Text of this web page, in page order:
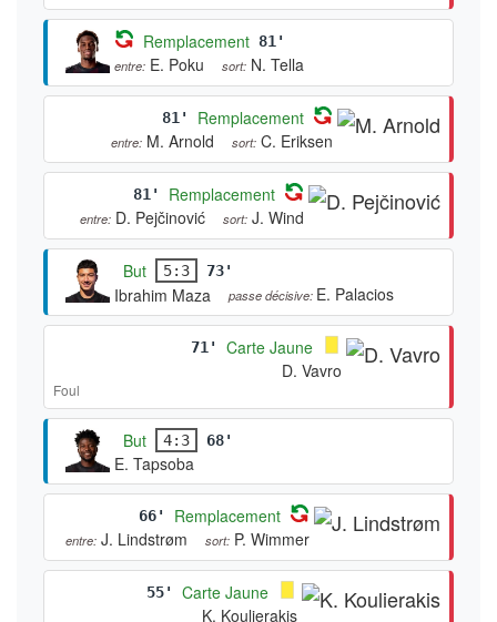
Remplacement 81'
entre: E. Poku sort: N. Tella
81' Remplacement
entre: M. Arnold sort: C. Eriksen
81' Remplacement
entre: D. Pejčinović sort: J. Wind
But 5:3 73'
Ibrahim Maza passe décisive: E. Palacios
71'
Carte Jaune
D. Vavro
Foul
But 4:3 68'
E. Tapsoba
66' Remplacement
entre: J. Lindstrøm sort: P. Wimmer
55'
Carte Jaune
K. Koulierakis